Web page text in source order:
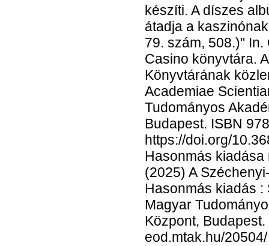
készíti. A díszes
átadja a
79. szám, 508.)"
Casino könyvtára.
Könyvtárának
Academiae
Tudományos
Budapest. ISBN
https://doi.org/
Hasonmás kiadása
(2025) A
Hasonmás kiadás
Magyar
Központ,
eod.mtak.hu/